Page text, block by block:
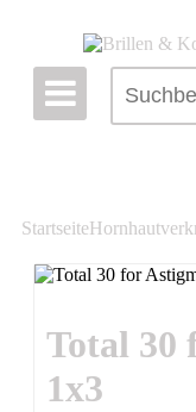
Startseite
Total 30
1x3